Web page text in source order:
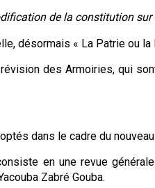
de la constitution sur
désormais « La Patrie ou
des Armoiries, qui
dans le cadre du
en une revue
Zabré Gouba.